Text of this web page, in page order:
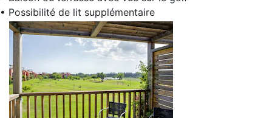
• Possibilité de lit supplémentaire